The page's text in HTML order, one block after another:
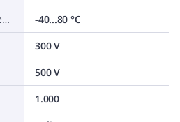
Zulässige Kabelaußentemperatur nach Montage ohne Erschütterung
-40...80 °C
300 V
500 V
1.000